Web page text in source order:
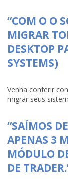
“COM O O
MIGRAR
DESKTOP
SYSTEMS)
Venha conferir
migrar seus
“SAÍMOS
APENAS 3
MÓDULO
DE